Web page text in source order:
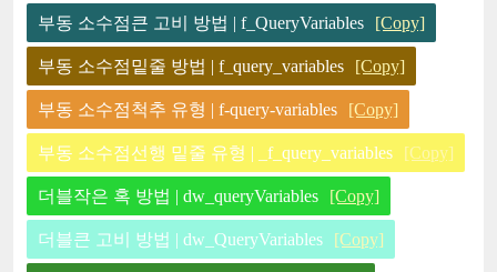
부동 소수점큰 고비 방법 | f_QueryVariables [Copy]
부동 소수점밑줄 방법 | f_query_variables [Copy]
부동 소수점척추 유형 | f-query-variables [Copy]
부동 소수점선행 밑줄 유형 | _f_query_variables [Copy]
더블작은 혹 방법 | dw_queryVariables [Copy]
더블큰 고비 방법 | dw_QueryVariables [Copy]